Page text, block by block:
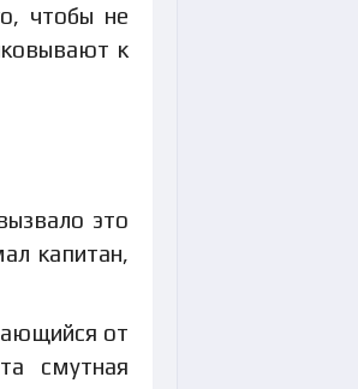
чтобы не
к
это
капитан,
от
смутная